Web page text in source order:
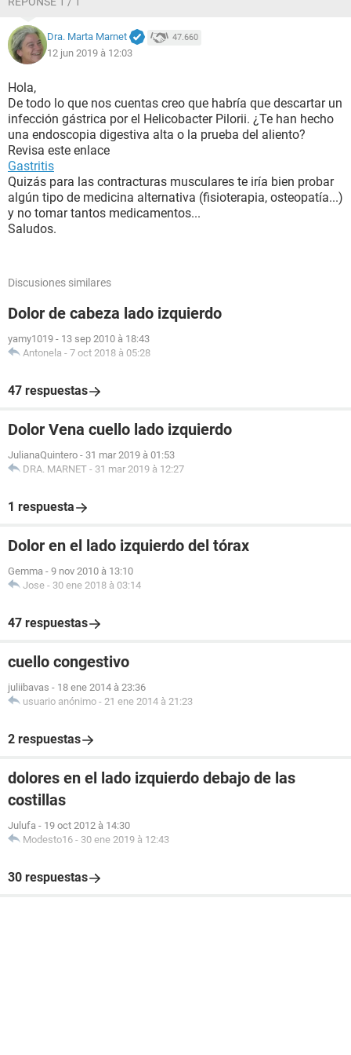
mandíbula (no el hueso), cerca de la garganta, y también
dolor cerca de la tráquea (cerca de la nuez) donde encontré
el bulto que se mueve, además de tener ardor en la piel de
esa zona. Cabe mencionar, que durante el tratamiento de
mucosidad de nariz, solo algunas flemas verdes, pero
levemente. Sinceramente no se si todos esos síntomas que
describí tengan que ver entre ellas, pero solo presento los
síntomas que describo al final, sin ardor de pecho, no tengo
contracturas cerca de la nuca, no tengo ardor en la nuca, y la
ansiedad esta controlada con Sertralina de 50 mg por un
mes (llevo 20 días con el), pero todavía problemas de reflujo
y acidez, que también llevo tratamiento.
Únicamente me gustaría que me orientaran y tengo
Dra. Marta Marnet 47.660
12 jun 2019 à 12:03
Hola,
De todo lo que nos cuentas creo que habría que descartar un
infección gástrica por el Helicobacter Pilorii. ¿Te han hecho
una endoscopia digestiva alta o la prueba del aliento?
Revisa este enlace
Gastritis
Quizás para las contracturas musculares te iría bien probar
algún tipo de medicina alternativa (fisioterapia, osteopatía...)
y no tomar tantos medicamentos...
Saludos.
Discusiones similares
Dolor de cabeza lado izquierdo
yamy1019 - 13 sep 2010 à 18:43
Antonela - 7 oct 2018 à 05:28
47 respuestas
Dolor Vena cuello lado izquierdo
JulianaQuintero - 31 mar 2019 à 01:53
DRA. MARNET - 31 mar 2019 à 12:27
1 respuesta
Dolor en el lado izquierdo del tórax
Gemma - 9 nov 2010 à 13:10
Jose - 30 ene 2018 à 03:14
47 respuestas
cuello congestivo
juliibavas - 18 ene 2014 à 23:36
usuario anónimo - 21 ene 2014 à 21:23
2 respuestas
dolores en el lado izquierdo debajo de las
costillas
Julufa - 19 oct 2012 à 14:30
Modesto16 - 30 ene 2019 à 12:43
30 respuestas